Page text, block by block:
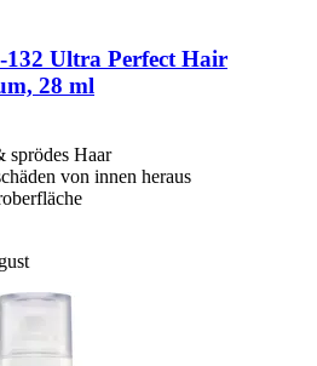
Ultra Perfect Hair
28 ml
sprödes Haar
von innen heraus